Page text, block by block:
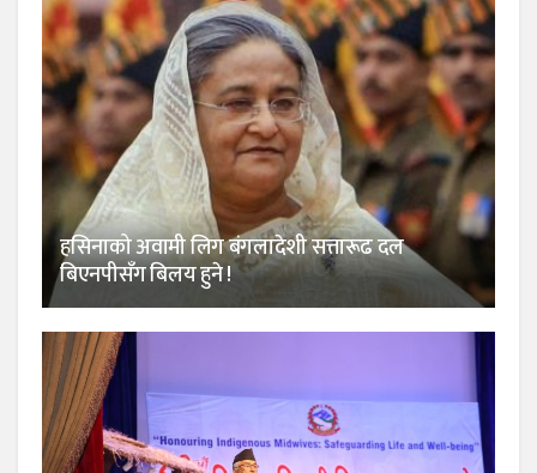
हसिनाको अवामी लिग बंगलादेशी सत्तारूढ दल
बिएनपीसँग बिलय हुने !